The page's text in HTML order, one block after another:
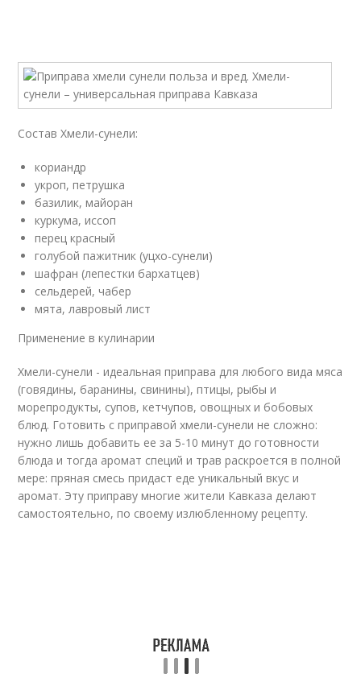
Состав Хмели-сунели:
кориандр
укроп, петрушка
базилик, майоран
куркума, иссоп
перец красный
голубой пажитник (уцхо-сунели)
шафран (лепестки бархатцев)
сельдерей, чабер
мята, лавровый лист
Применение в кулинарии
Хмели-сунели - идеальная приправа для любого вида мяса
(говядины, баранины, свинины), птицы, рыбы и
морепродукты, супов, кетчупов, овощных и бобовых
блюд. Готовить с приправой хмели-сунели не сложно:
нужно лишь добавить ее за 5-10 минут до готовности
блюда и тогда аромат специй и трав раскроется в полной
мере: пряная смесь придаст еде уникальный вкус и
аромат. Эту приправу многие жители Кавказа делают
самостоятельно, по своему излюбленному рецепту.